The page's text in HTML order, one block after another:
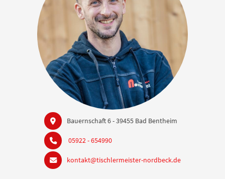
Bauernschaft 6 - 39455 Bad Bentheim
05922 - 654990
kontakt@tischlermeister-nordbeck.de